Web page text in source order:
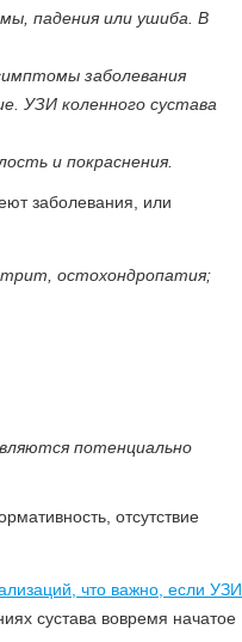
падения или ушиба. В
заболевания
УЗИ коленного сустава
и покраснения.
заболевания, или
остохондропатия;
потенциально
отсутствие
что важно, если УЗИ
сустава вовремя начатое